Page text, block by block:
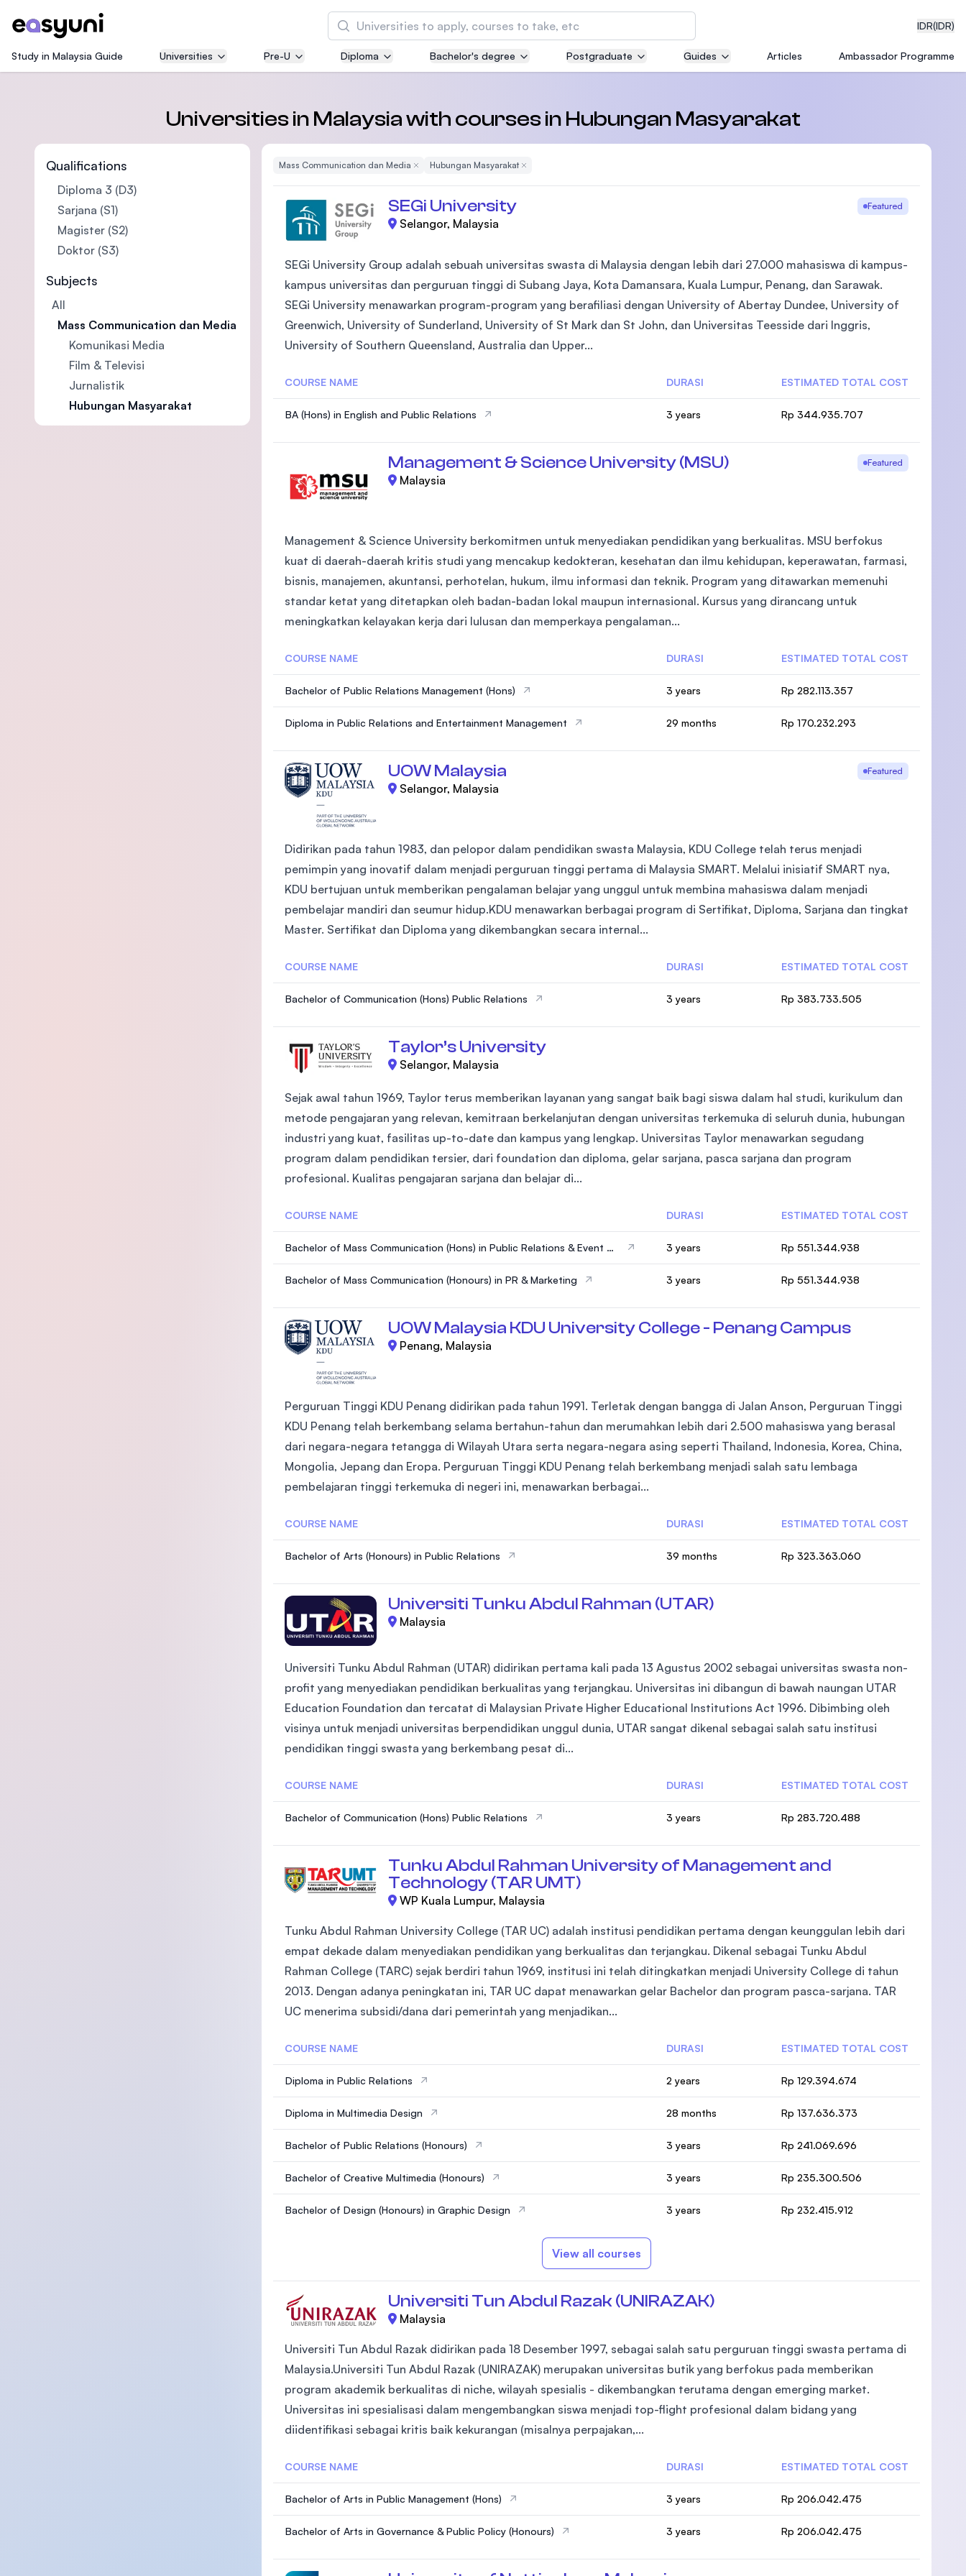
IDR(IDR)
Cari
Asia Pacific University of Technology and
Well-known for Computer Science, IT and Engineering
courses
International Medical University (IMU)
Malaysia's first and most established private medical
and healthcare university
MBA by Central Bank of Malaysia in collaboration with
the Massachusetts Institute of Technology (MIT)
SEGi University Kota Damansara
Management and Science University (MSU)
Study in Malaysia Guide Universities Pre-U Diploma Bachelor's degree Postgraduate Guides Articles Ambassador Programme
Universities in Malaysia with courses in Hubungan Masyarakat
Qualifications
Diploma 3 (D3)
Sarjana (S1)
Magister (S2)
Doktor (S3)
Subjects
All
Mass Communication dan Media
Komunikasi Media
Film & Televisi
Jurnalistik
Hubungan Masyarakat
Mass Communication dan Media Remove Filter
Hubungan MasyarakatRemove Filter
SEGi University Featured
Selangor, Malaysia
SEGi University Group adalah sebuah universitas swasta di Malaysia dengan lebih dari 27.000 mahasiswa di kampus-
kampus universitas dan perguruan tinggi di Subang Jaya, Kota Damansara, Kuala Lumpur, Penang, dan Sarawak.
SEGi University menawarkan program-program yang berafiliasi dengan University of Abertay Dundee, University of
Greenwich, University of Sunderland, University of St Mark dan St John, dan Universitas Teesside dari Inggris,
University of Southern Queensland, Australia dan Upper...
COURSE NAME DURASI ESTIMATED TOTAL COST
BA (Hons) in English and Public Relations 3 years Rp 344.935.707
Management & Science University (MSU) Featured
Malaysia
Management & Science University berkomitmen untuk menyediakan pendidikan yang berkualitas. MSU berfokus
kuat di daerah-daerah kritis studi yang mencakup kedokteran, kesehatan dan ilmu kehidupan, keperawatan, farmasi,
bisnis, manajemen, akuntansi, perhotelan, hukum, ilmu informasi dan teknik. Program yang ditawarkan memenuhi
standar ketat yang ditetapkan oleh badan-badan lokal maupun internasional. Kursus yang dirancang untuk
meningkatkan kelayakan kerja dari lulusan dan memperkaya pengalaman...
COURSE NAME DURASI ESTIMATED TOTAL COST
Bachelor of Public Relations Management (Hons) 3 years Rp 282.113.357
Diploma in Public Relations and Entertainment Management 29 months Rp 170.232.293
UOW Malaysia Featured
Selangor, Malaysia
Didirikan pada tahun 1983, dan pelopor dalam pendidikan swasta Malaysia, KDU College telah terus menjadi
pemimpin yang inovatif dalam menjadi perguruan tinggi pertama di Malaysia SMART. Melalui inisiatif SMART nya,
KDU bertujuan untuk memberikan pengalaman belajar yang unggul untuk membina mahasiswa dalam menjadi
pembelajar mandiri dan seumur hidup.KDU menawarkan berbagai program di Sertifikat, Diploma, Sarjana dan tingkat
Master. Sertifikat dan Diploma yang dikembangkan secara internal...
COURSE NAME DURASI ESTIMATED TOTAL COST
Bachelor of Communication (Hons) Public Relations 3 years Rp 383.733.505
Taylor’s University
Selangor, Malaysia
Sejak awal tahun 1969, Taylor terus memberikan layanan yang sangat baik bagi siswa dalam hal studi, kurikulum dan
metode pengajaran yang relevan, kemitraan berkelanjutan dengan universitas terkemuka di seluruh dunia, hubungan
industri yang kuat, fasilitas up-to-date dan kampus yang lengkap. Universitas Taylor menawarkan segudang
program dalam pendidikan tersier, dari foundation dan diploma, gelar sarjana, pasca sarjana dan program
profesional. Kualitas pengajaran sarjana dan belajar di...
COURSE NAME DURASI ESTIMATED TOTAL COST
Bachelor of Mass Communication (Hons) in Public Relations & Event M
3 years Rp 551.344.938
Bachelor of Mass Communication (Honours) in PR & Marketing 3 years Rp 551.344.938
UOW Malaysia KDU University College - Penang Campus
Penang, Malaysia
Perguruan Tinggi KDU Penang didirikan pada tahun 1991. Terletak dengan bangga di Jalan Anson, Perguruan Tinggi
KDU Penang telah berkembang selama bertahun-tahun dan merumahkan lebih dari 2.500 mahasiswa yang berasal
dari negara-negara tetangga di Wilayah Utara serta negara-negara asing seperti Thailand, Indonesia, Korea, China,
Mongolia, Jepang dan Eropa. Perguruan Tinggi KDU Penang telah berkembang menjadi salah satu lembaga
pembelajaran tinggi terkemuka di negeri ini, menawarkan berbagai...
COURSE NAME DURASI ESTIMATED TOTAL COST
Bachelor of Arts (Honours) in Public Relations 39 months Rp 323.363.060
Universiti Tunku Abdul Rahman (UTAR)
Malaysia
Universiti Tunku Abdul Rahman (UTAR) didirikan pertama kali pada 13 Agustus 2002 sebagai universitas swasta non-
profit yang menyediakan pendidikan berkualitas yang terjangkau. Universitas ini dibangun di bawah naungan UTAR
Education Foundation dan tercatat di Malaysian Private Higher Educational Institutions Act 1996. Dibimbing oleh
visinya untuk menjadi universitas berpendidikan unggul dunia, UTAR sangat dikenal sebagai salah satu institusi
pendidikan tinggi swasta yang berkembang pesat di...
COURSE NAME DURASI ESTIMATED TOTAL COST
Bachelor of Communication (Hons) Public Relations 3 years Rp 283.720.488
Tunku Abdul Rahman University of Management and
Technology (TAR UMT)
WP Kuala Lumpur, Malaysia
Tunku Abdul Rahman University College (TAR UC) adalah institusi pendidikan pertama dengan keunggulan lebih dari
empat dekade dalam menyediakan pendidikan yang berkualitas dan terjangkau. Dikenal sebagai Tunku Abdul
Rahman College (TARC) sejak berdiri tahun 1969, institusi ini telah ditingkatkan menjadi University College di tahun
2013. Dengan adanya peningkatan ini, TAR UC dapat menawarkan gelar Bachelor dan program pasca-sarjana. TAR
UC menerima subsidi/dana dari pemerintah yang menjadikan...
COURSE NAME DURASI ESTIMATED TOTAL COST
Diploma in Public Relations 2 years Rp 129.394.674
Diploma in Multimedia Design 28 months Rp 137.636.373
Bachelor of Public Relations (Honours) 3 years Rp 241.069.696
Bachelor of Creative Multimedia (Honours) 3 years Rp 235.300.506
Bachelor of Design (Honours) in Graphic Design 3 years Rp 232.415.912
View all courses
Universiti Tun Abdul Razak (UNIRAZAK)
Malaysia
Universiti Tun Abdul Razak didirikan pada 18 Desember 1997, sebagai salah satu perguruan tinggi swasta pertama di
Malaysia.Universiti Tun Abdul Razak (UNIRAZAK) merupakan universitas butik yang berfokus pada memberikan
program akademik berkualitas di niche, wilayah spesialis - dikembangkan terutama dengan emerging market.
Universitas ini spesialisasi dalam mengembangkan siswa menjadi top-flight profesional dalam bidang yang
diidentifikasi sebagai kritis baik kekurangan (misalnya perpajakan,...
COURSE NAME DURASI ESTIMATED TOTAL COST
Bachelor of Arts in Public Management (Hons) 3 years Rp 206.042.475
Bachelor of Arts in Governance & Public Policy (Honours) 3 years Rp 206.042.475